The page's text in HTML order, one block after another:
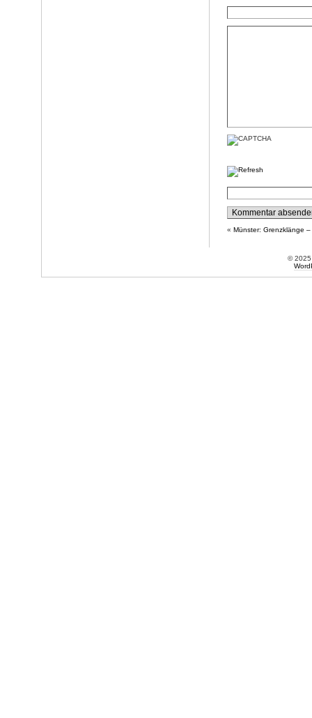
« Münster: Grenzklänge
©